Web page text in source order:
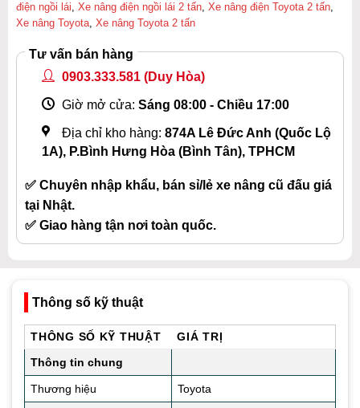
điện ngồi lái, Xe nâng điện ngồi lái 2 tấn, Xe nâng điện Toyota 2 tấn,
Xe nâng Toyota, Xe nâng Toyota 2 tấn
Tư vấn bán hàng
0903.333.581 (Duy Hòa)
Giờ mở cửa: Sáng 08:00 - Chiều 17:00
Địa chỉ kho hàng: 874A Lê Đức Anh (Quốc Lộ
1A), P.Bình Hưng Hòa (Bình Tân), TPHCM
✅ Chuyên nhập khẩu, bán sỉ/lẻ xe nâng cũ đấu giá
tại Nhật.
✅ Giao hàng tận nơi toàn quốc.
Thông số kỹ thuật
THÔNG SỐ KỸ THUẬT
GIÁ TRỊ
Thông tin chung
Thương hiệu Toyota